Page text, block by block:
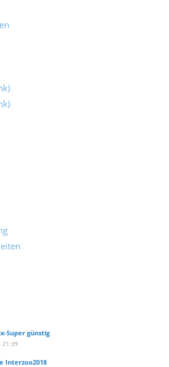
Super günstig
21:39
Interzoo2018